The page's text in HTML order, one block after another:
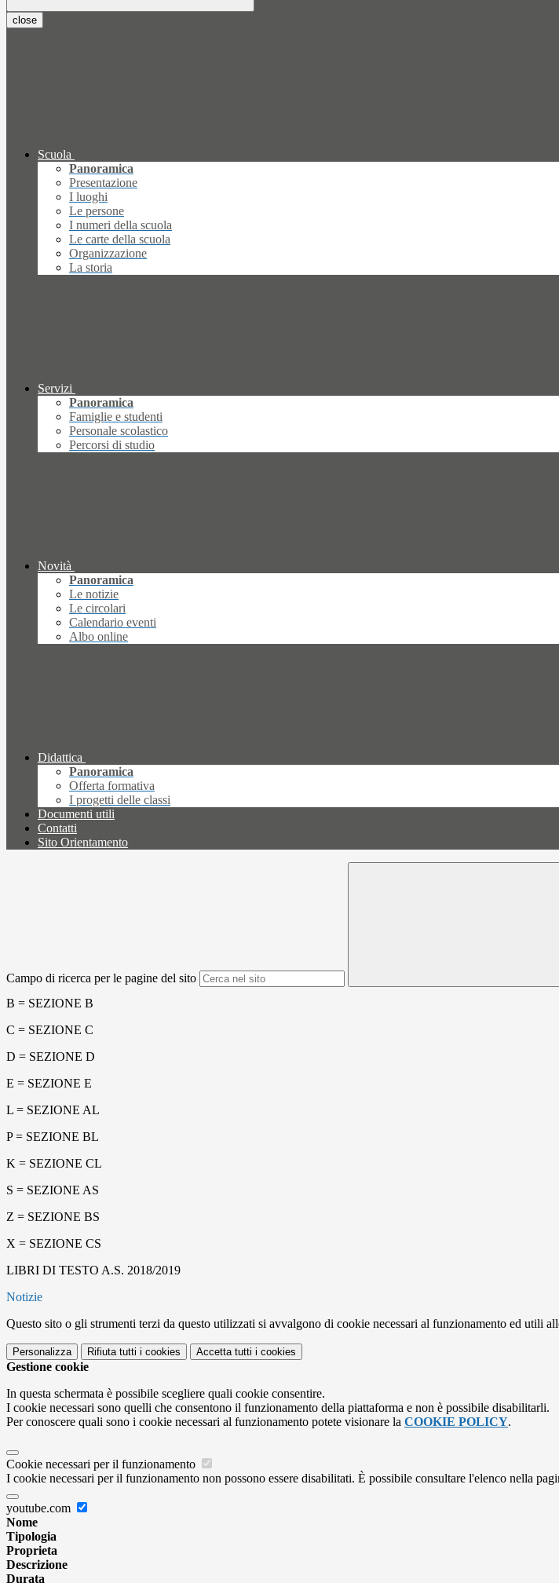
close
Scuola
Panoramica
Presentazione
I luoghi
Le persone
I numeri della scuola
Le carte della scuola
Organizzazione
La storia
Servizi
Panoramica
Famiglie e studenti
Personale scolastico
Percorsi di studio
Novità
Panoramica
Le notizie
Le circolari
Calendario eventi
Albo online
Didattica
Panoramica
Offerta formativa
I progetti delle classi
Documenti utili
Contatti
Sito Orientamento
Campo di ricerca per le pagine del sito
B = SEZIONE B
C = SEZIONE C
D = SEZIONE D
E = SEZIONE E
L = SEZIONE AL
P = SEZIONE BL
K = SEZIONE CL
S = SEZIONE AS
Z = SEZIONE BS
X = SEZIONE CS
LIBRI DI TESTO A.S. 2018/2019
Notizie
Questo sito o gli strumenti terzi da questo utilizzati si avvalgono di cookie necessari al funzionamento ed utili
Personalizza Rifiuta tutti i cookies Accetta tutti i cookies
Gestione cookie
In questa schermata è possibile scegliere quali cookie consentire.
I cookie necessari sono quelli che consentono il funzionamento della piattaforma e non è possibile disabilitarli.
Per conoscere quali sono i cookie necessari al funzionamento potete visionare la COOKIE POLICY.
Cookie necessari per il funzionamento
I cookie necessari per il funzionamento non possono essere disabilitati. È possibile consultare l'elenco nella
youtube.com
Nome
Tipologia
Proprieta
Descrizione
Durata